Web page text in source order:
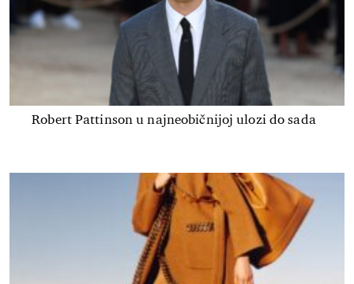
Robert Pattinson u najneobičnijoj ulozi do sada